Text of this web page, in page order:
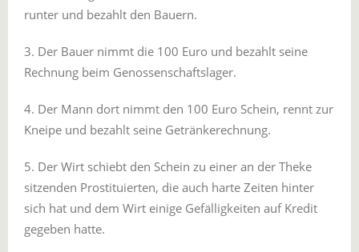
runter und bezahlt den Bauern.
3. Der Bauer nimmt die 100 Euro und bezahlt seine
Rechnung beim Genossenschaftslager.
4. Der Mann dort nimmt den 100 Euro Schein, rennt zur
Kneipe und bezahlt seine Getränkerechnung.
5. Der Wirt schiebt den Schein zu einer an der Theke
sitzenden Prostituierten, die auch harte Zeiten hinter
sich hat und dem Wirt einige Gefälligkeiten auf Kredit
gegeben hatte.